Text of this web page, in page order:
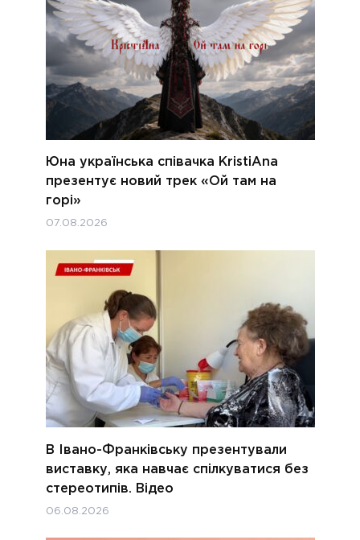
Юна українська співачка KristiAna
презентує новий трек «Ой там на
горі»
07.08.2026
В Івано-Франківську презентували
виставку, яка навчає спілкуватися без
стереотипів. Відео
06.08.2026